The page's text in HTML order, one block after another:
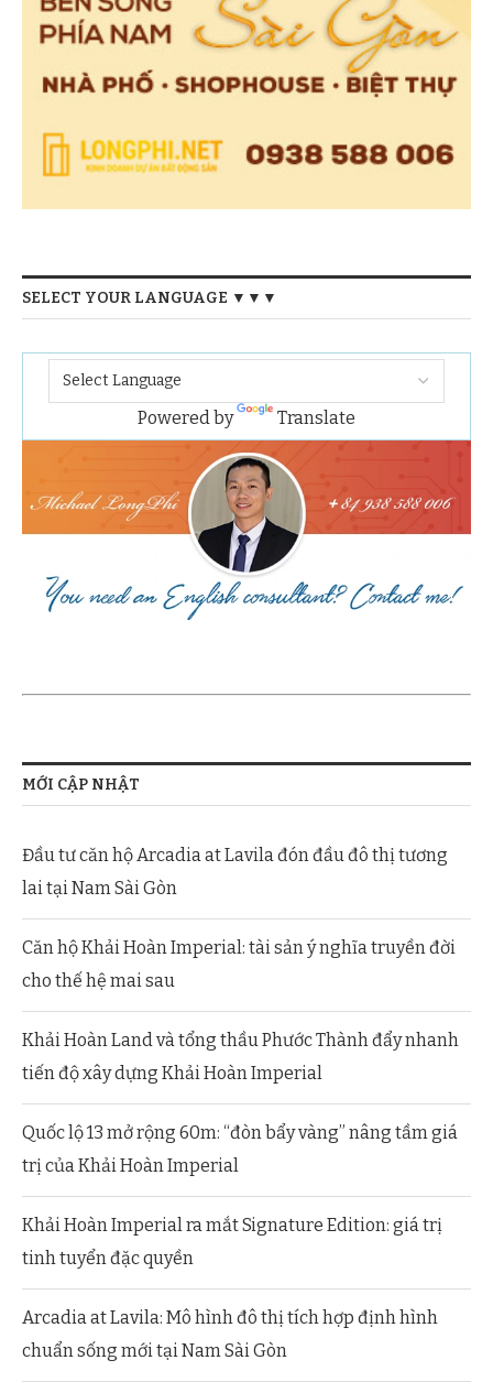
SELECT YOUR LANGUAGE ▼▼▼
Powered by Translate
MỚI CẬP NHẬT
Đầu tư căn hộ Arcadia at Lavila đón đầu đô thị tương
lai tại Nam Sài Gòn
Căn hộ Khải Hoàn Imperial: tài sản ý nghĩa truyền đời
cho thế hệ mai sau
Khải Hoàn Land và tổng thầu Phước Thành đẩy nhanh
tiến độ xây dựng Khải Hoàn Imperial
Quốc lộ 13 mở rộng 60m: “đòn bẩy vàng” nâng tầm giá
trị của Khải Hoàn Imperial
Khải Hoàn Imperial ra mắt Signature Edition: giá trị
tinh tuyển đặc quyền
Arcadia at Lavila: Mô hình đô thị tích hợp định hình
chuẩn sống mới tại Nam Sài Gòn